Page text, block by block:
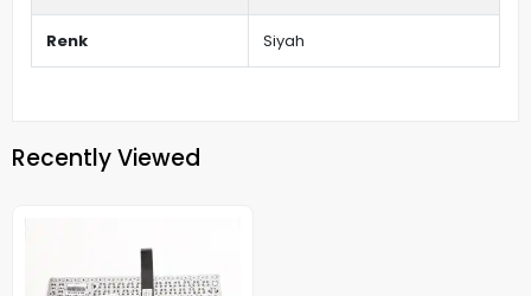
Renk Siyah
Recently Viewed